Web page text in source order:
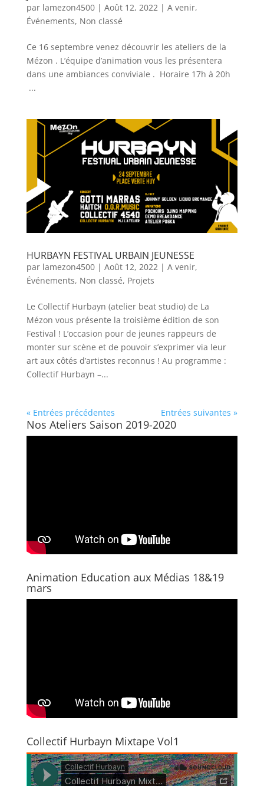
par lamezon4500| Août 12, 2022 | A venir,
Événements, Non classé
Ce 16 septembre venez découvrir les ateliers de la
Mézon . L’équipe d’animation vous les présentera
dans une ambiances conviviale . Horaire 17h à 20h
...
HURBAYN FESTIVAL URBAIN JEUNESSE
par lamezon4500| Août 12, 2022 | A venir,
Événements, Non classé, Projets
Le Collectif Hurbayn (atelier beat studio) de La
Mézon vous présente la troisième édition de son
Festival ! L’occasion pour de jeunes rappeurs de
monter sur scène et de pouvoir s’exprimer via leur
art aux côtés d’artistes reconnus ! Au programme :
Collectif Hurbayn –...
« Entrées précédentes Entrées suivantes »
Nos Ateliers Saison 2019-2020
Animation Education aux Médias 18&19
mars
Collectif Hurbayn Mixtape Vol1